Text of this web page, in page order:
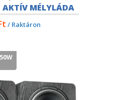
AKTÍV MÉLYLÁDA
/ Raktáron